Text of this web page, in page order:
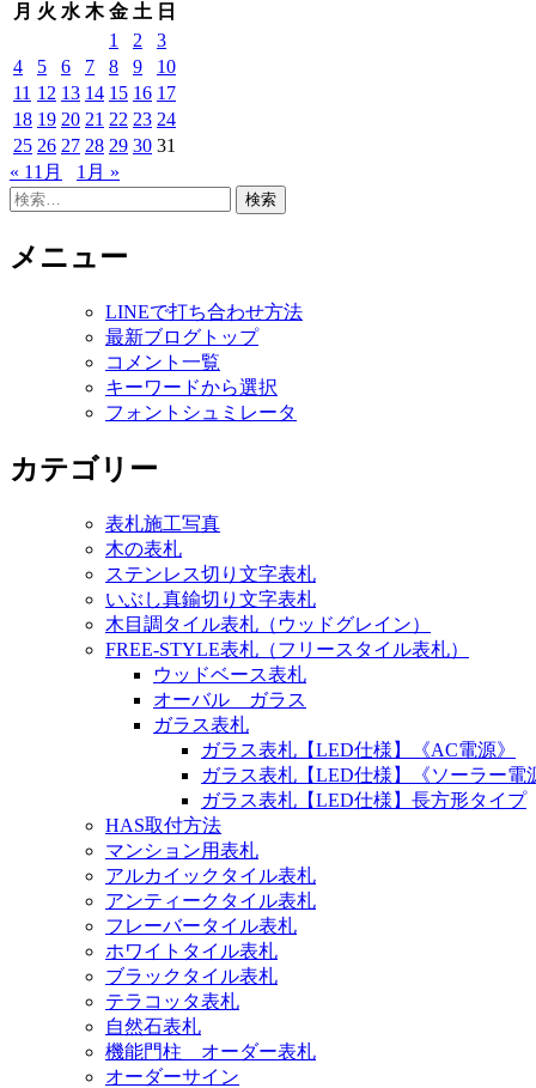
月 火 水 木 金 土 日
1
2
3
4
5 6 7 8 9
10
11 12 13 14 15 16 17
18 19 20 21 22 23 24
25 26 27 28 29 30 31
« 11月
1月 »
検
メニュー
LINEで打ち合わせ方法
最新ブログトップ
コメント一覧
キーワードから選択
フォントシュミレータ
カテゴリー
表札施工写真
木の表札
ステンレス切り文字表札
いぶし真鍮切り文字表札
木目調タイル表札（ウッドグレイン）
FREE-STYLE表札（フリースタイル表札）
ウッドベース表札
オーバル ガラス
ガラス表札
ガラス表札【LED仕様】《AC電源》
ガラス表札【LED仕様】《ソーラー電
ガラス表札【LED仕様】長方形タイプ
HAS取付方法
マンション用表札
アルカイックタイル表札
アンティークタイル表札
フレーバータイル表札
ホワイトタイル表札
ブラックタイル表札
テラコッタ表札
自然石表札
機能門柱 オーダー表札
オーダーサイン